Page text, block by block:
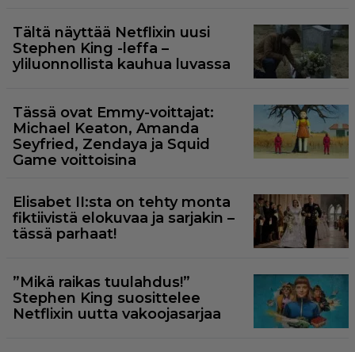
Tältä näyttää Netflixin uusi
Stephen King -leffa –
yliluonnollista kauhua luvassa
Tässä ovat Emmy-voittajat:
Michael Keaton, Amanda
Seyfried, Zendaya ja Squid
Game voittoisina
Elisabet II:sta on tehty monta
fiktiivistä elokuvaa ja sarjakin –
tässä parhaat!
”Mikä raikas tuulahdus!”
Stephen King suosittelee
Netflixin uutta vakoojasarjaa